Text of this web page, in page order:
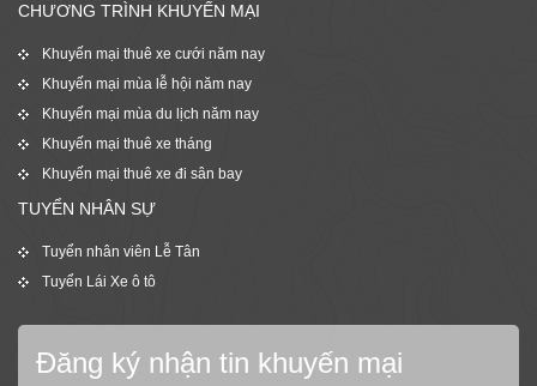
CHƯƠNG TRÌNH KHUYẾN MẠI
Khuyến mại thuê xe cưới năm nay
Khuyến mại mùa lễ hội năm nay
Khuyến mại mùa du lịch năm nay
Khuyến mại thuê xe tháng
Khuyến mại thuê xe đi sân bay
TUYỂN NHÂN SỰ
Tuyển nhân viên Lễ Tân
Tuyển Lái Xe ô tô
Đăng ký nhận tin khuyến mại